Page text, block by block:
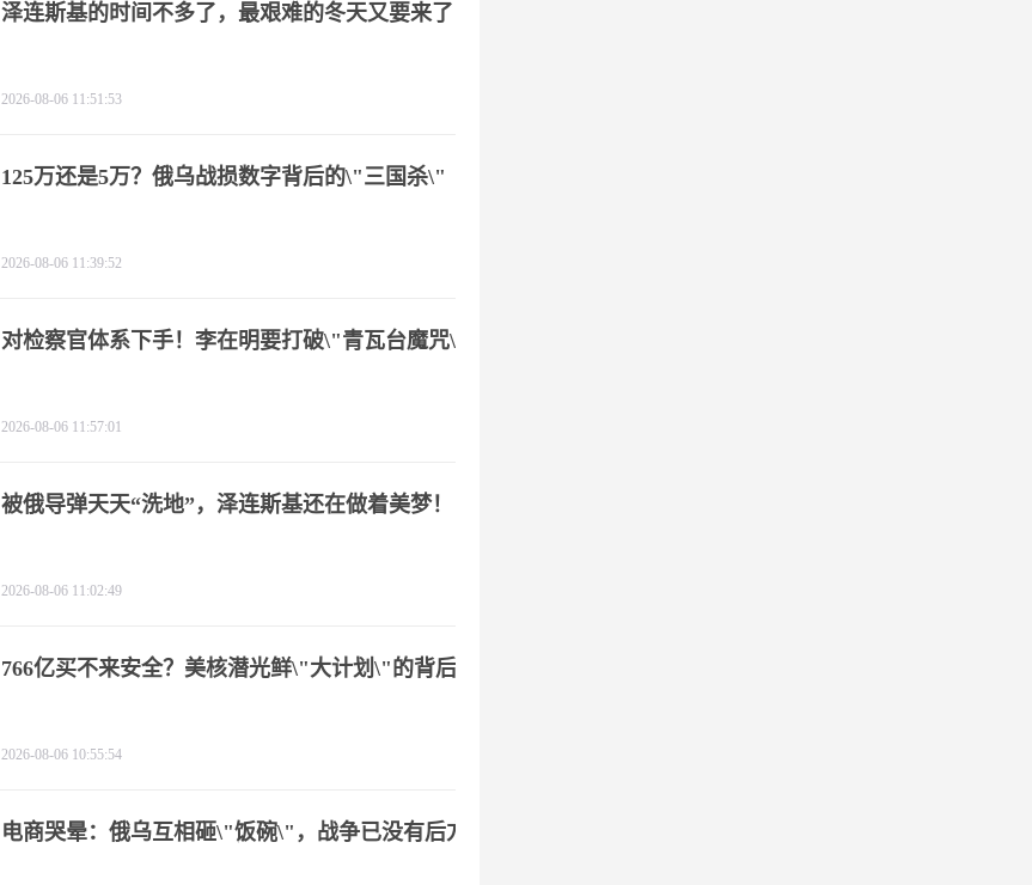
泽连斯基的时间不多了，最艰难的冬天又要来了
2026-08-06 11:51:53
125万还是5万？俄乌战损数字背后的\"三国杀\"
2026-08-06 11:39:52
对检察官体系下手！李在明要打破\"青瓦台魔咒\"
2026-08-06 11:57:01
被俄导弹天天“洗地”，泽连斯基还在做着美梦！
2026-08-06 11:02:49
766亿买不来安全？美核潜光鲜\"大计划\"的背后
2026-08-06 10:55:54
电商哭晕：俄乌互相砸\"饭碗\"，战争已没有后方